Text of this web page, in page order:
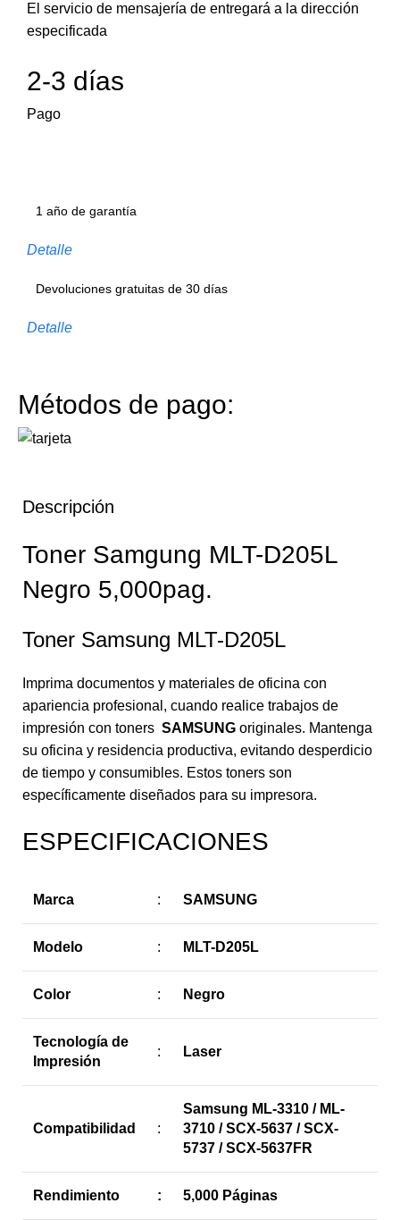
El servicio de mensajería de entregará a la dirección
especificada
2-3 días
Pago
1 año de garantía
Detalle
Devoluciones gratuitas de 30 días
Detalle
Métodos de pago:
Descripción
Toner Samgung MLT-D205L
Negro 5,000pag.
Toner Samsung MLT-D205L
Imprima documentos y materiales de oficina con
apariencia profesional, cuando realice trabajos de
impresión con toners SAMSUNG originales. Mantenga
su oficina y residencia productiva, evitando desperdicio
de tiempo y consumibles. Estos toners son
específicamente diseñados para su impresora.
ESPECIFICACIONES
Marca : SAMSUNG
Modelo : MLT-D205L
Color : Negro
Tecnología de
Impresión
: Laser
Compatibilidad :
Samsung ML-3310 / ML-
3710 / SCX-5637 / SCX-
5737 / SCX-5637FR
Rendimiento : 5,000 Páginas